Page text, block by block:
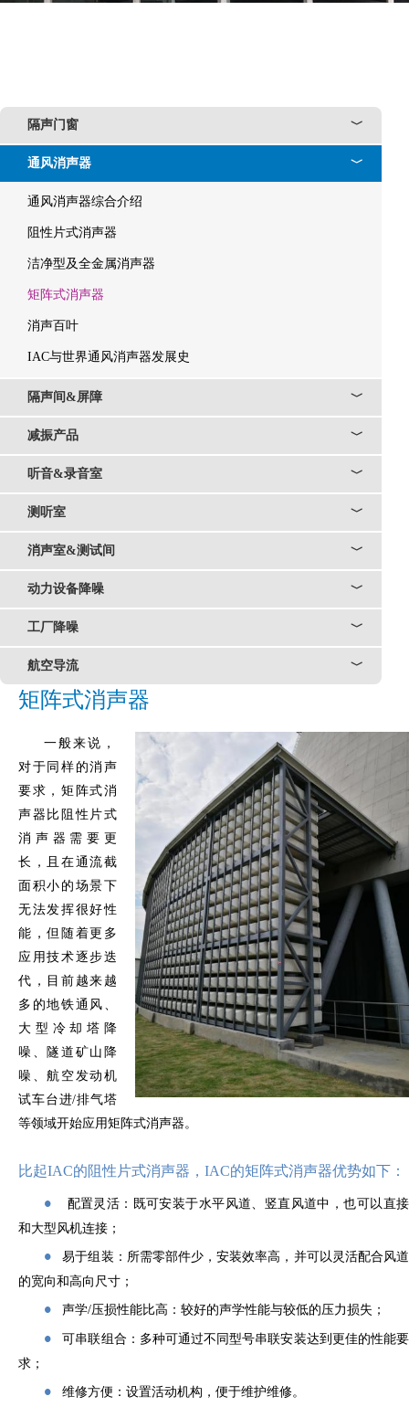
﹀
隔声门窗
﹀
通风消声器
通风消声器综合介绍
阻性片式消声器
洁净型及全金属消声器
矩阵式消声器
消声百叶
IAC与世界通风消声器发展史
﹀
隔声间&屏障
﹀
减振产品
﹀
听音&录音室
﹀
测听室
﹀
消声室&测试间
﹀
动力设备降噪
﹀
工厂降噪
﹀
航空导流
矩阵式消声器
一般来说，
对于同样的消声
要求，矩阵式消
声器比阻性片式
消声器需要更
长，且在通流截
面积小的场景下
无法发挥很好性
能，但随着更多
应用技术逐步迭
代，目前越来越
多的地铁通风、
大型冷却塔降
噪、隧道矿山降
噪、航空发动机
试车台进/排气塔
等领域开始应用矩阵式消声器。
比起IAC的阻性片式消声器，IAC的矩阵式消声器优势如下：
●
配置灵活：既可安装于水平风道、竖直风道中，也可以直接
和大型风机连接；
● 易于组装： 所需零部件少，安装效率高，并可以灵活配合风道
的宽向和高向尺寸；
● 声学/压损性能比高：较好的声学性能与较低的压力损失 ；
● 可串联组合：多种可通过不同型号串联安装达到更佳的性能要
求；
● 维修方便：设置活动机构，便于维护维修。